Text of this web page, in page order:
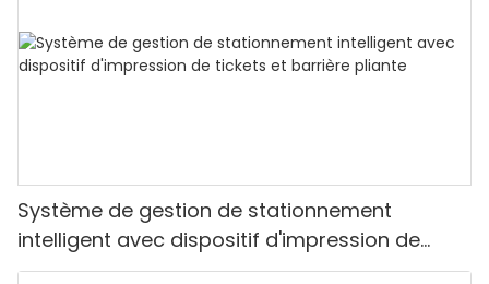
Système de gestion de stationnement
intelligent avec dispositif d'impression de
tickets et barrière pliante